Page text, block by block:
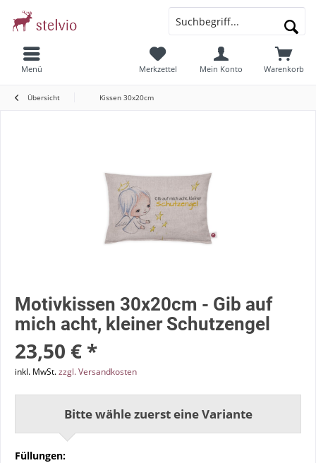
Menü Warenkorb
Merkzettel Mein Konto
Übersicht Kissen 30x20cm
Motivkissen 30x20cm - Gib auf
mich acht, kleiner Schutzengel
23,50 € *
inkl. MwSt.zzgl. Versandkosten
Bitte wähle zuerst eine Variante
Füllungen: